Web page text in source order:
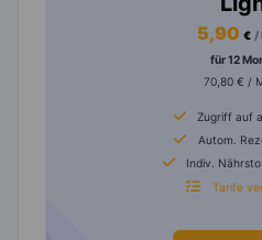
5,90 € /
für 12
70,80 € /
Zugriff auf
Autom.
Indiv.
Tarife